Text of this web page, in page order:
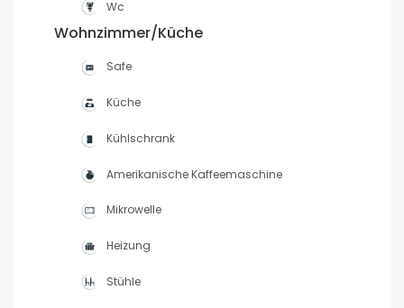
Wc
Wohnzimmer/Küche
Safe
Küche
Kühlschrank
Amerikanische Kaffeemaschine
Mikrowelle
Heizung
Stühle